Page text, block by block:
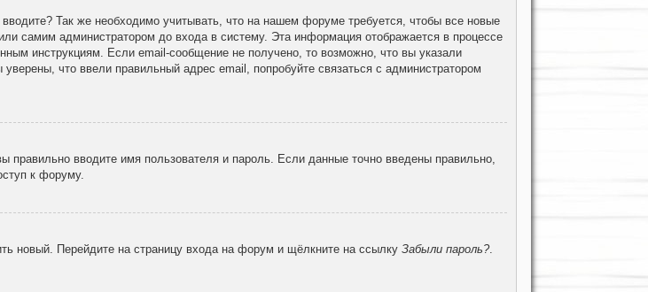
Так же необходимо учитывать, что на нашем форуме требуется, чтобы все новые
самим администратором до входа в систему. Эта информация отображается в процессе
инструкциям. Если email-сообщение не получено, то возможно, что вы указали
что ввели правильный адрес email, попробуйте связаться с администратором
вводите имя пользователя и пароль. Если данные точно введены правильно,
к форуму.
новый. Перейдите на страницу входа на форум и щёлкните на ссылку Забыли пароль?.